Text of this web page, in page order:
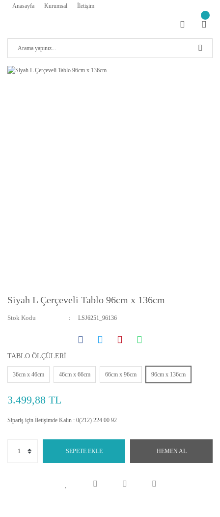
Anasayfa Kurumsal İletişim
Siyah L Çerçeveli Tablo 96cm x 136cm
Stok Kodu LSJ6251_96136
TABLO ÖLÇÜLERİ
36cm x 46cm 46cm x 66cm 66cm x 96cm 96cm x 136cm
3.499,88 TL
Sipariş için İletişimde Kalın : 0(212) 224 00 92
SEPETE EKLE HEMEN AL